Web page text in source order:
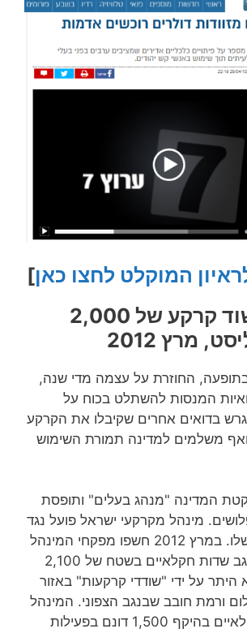
המוקלט לחצו כאן]
2. נחשף שוד קרקע של 2,000
מרץ 2012
החוזרת על עצמה מדי שנה,
המנסות להשתלט בכוח על
בדואים אחרים שקיבלו את הקרקע
משלמים למדינה תמורת השימוש
המדינה "מנהג בעלים" ותופסת
מינהל מקרקעי ישראל פועל נגד
פלישות לקרקע שלו. במרץ 2012 חשפו מפקחי המינהל
ושוטרי מרחב הנגב שדות חקלאיים בשטח של 2,100
היתר על ידי "שודדי קרקעות" באזור
ורמת חובב שבנגב הצפוני. המינהל
תפס שטחים חקלאיים בהיקף 1,500 דונם בפעילות